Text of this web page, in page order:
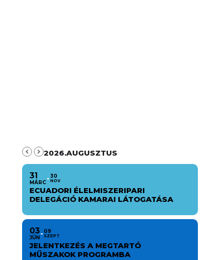
2026.AUGUSZTUS
31
MÁRC
30
NOV
ECUADORI ÉLELMISZERIPARI
DELEGÁCIÓ KAMARAI LÁTOGATÁSA
03
JÚN
09
SZEPT
JELENTKEZÉS A MEGTARTÓ
MŰSZAKOK PROGRAMBA